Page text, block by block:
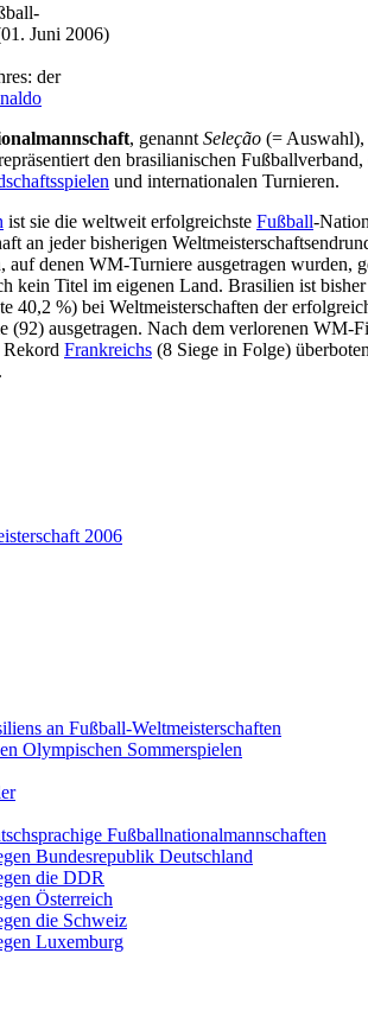
Juni 2006)
der
, genannt Seleção (= Auswahl),
den brasilianischen Fußballverband,
und internationalen Turnieren.
ist sie die weltweit erfolgreichste Fußball-
an jeder bisherigen
denen WM-Turniere ausgetragen wurden,
kein Titel im eigenen Land. Brasilien ist
40,2 %) bei Weltmeisterschaften der
(92) ausgetragen. Nach dem verlorenen
Frankreichs (8 Siege in Folge)
2006
an Fußball-Weltmeisterschaften
Olympischen Sommerspielen
Fußballnationalmannschaften
Bundesrepublik Deutschland
die DDR
Österreich
die Schweiz
Luxemburg